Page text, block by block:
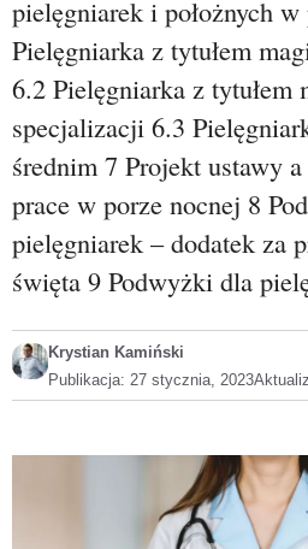
pielęgniarek i położnych
Pielęgniarka z tytułem
6.2 Pielęgniarka z tytułem
specjalizacji 6.3
średnim 7 Projekt ustawy
prace w porze nocnej 8
pielęgniarek – dodatek za
święta 9 Podwyżki dla
Krystian Kamiński
Publikacja: 27 stycznia, 2023